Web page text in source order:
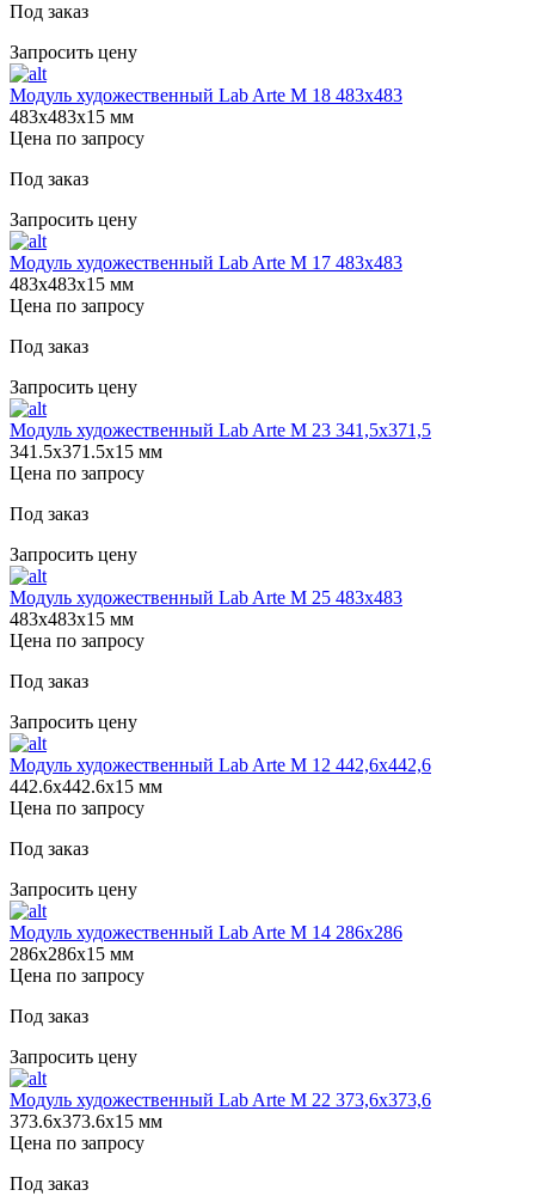
Под заказ
Запросить цену
Модуль художественный Lab Arte М 18 483х483
483х483х15 мм
Цена по запросу
Под заказ
Запросить цену
Модуль художественный Lab Arte М 17 483х483
483х483х15 мм
Цена по запросу
Под заказ
Запросить цену
Модуль художественный Lab Arte М 23 341,5х371,5
341.5х371.5х15 мм
Цена по запросу
Под заказ
Запросить цену
Модуль художественный Lab Arte М 25 483х483
483х483х15 мм
Цена по запросу
Под заказ
Запросить цену
Модуль художественный Lab Arte М 12 442,6х442,6
442.6х442.6х15 мм
Цена по запросу
Под заказ
Запросить цену
Модуль художественный Lab Arte М 14 286х286
286х286х15 мм
Цена по запросу
Под заказ
Запросить цену
Модуль художественный Lab Arte М 22 373,6х373,6
373.6х373.6х15 мм
Цена по запросу
Под заказ